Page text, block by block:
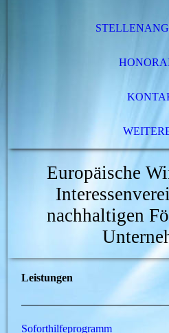
Europäische
nachhaltigen
Leistungen
Soforthilfeprogramm